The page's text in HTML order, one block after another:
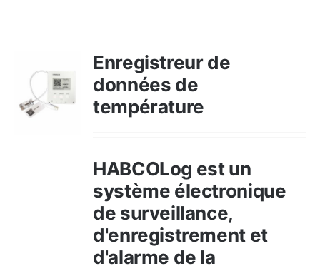
Enregistreur de
données de
température
HABCOLog est un
système électronique
de surveillance,
d'enregistrement et
d'alarme de la